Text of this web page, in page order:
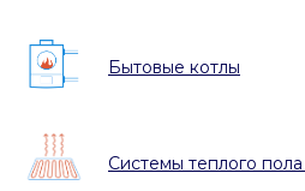
Бытовые котлы
Системы теплого